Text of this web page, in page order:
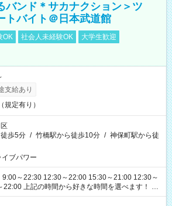
バンド＊サカナクション＞ツ
トバイト＠日本武道館
OK 社会人未経験OK
大学生歓迎
支給あり
規定有り）
歩5分 / 竹橋駅から徒歩10分 / 神保町駅から徒
ブパワー
9:00～22:30 12:30～22:00 15:30～21:00 12:30～
時間を選べます！ ※
る可能性があります